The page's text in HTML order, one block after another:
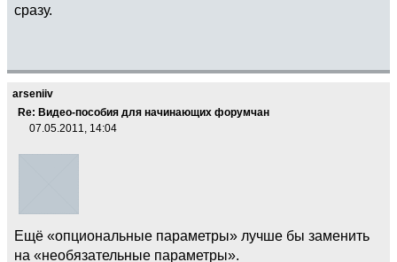
сразу.
arseniiv
Re: Видео-пособия для начинающих форумчан
07.05.2011, 14:04
Ещё «опциональные параметры» лучше бы заменить
на «необязательные параметры».